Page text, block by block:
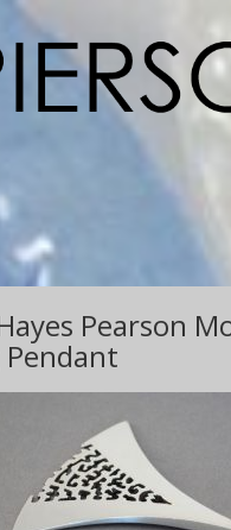
Pearson